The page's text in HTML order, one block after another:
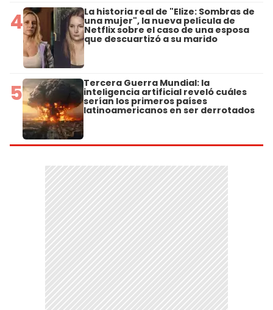
4 La historia real de "Elize: Sombras de
una mujer", la nueva película de
Netflix sobre el caso de una esposa
que descuartizó a su marido
5 Tercera Guerra Mundial: la
inteligencia artificial reveló cuáles
serían los primeros países
latinoamericanos en ser derrotados